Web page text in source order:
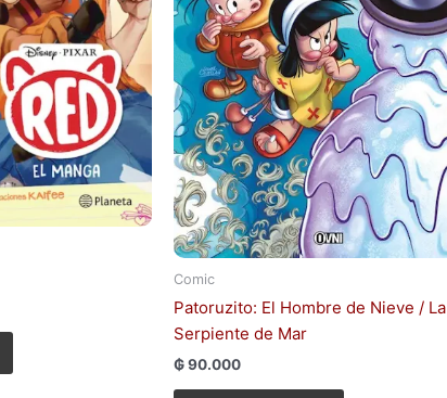
Comic
Patoruzito: El Hombre de Nieve / La
Serpiente de Mar
₲90.000